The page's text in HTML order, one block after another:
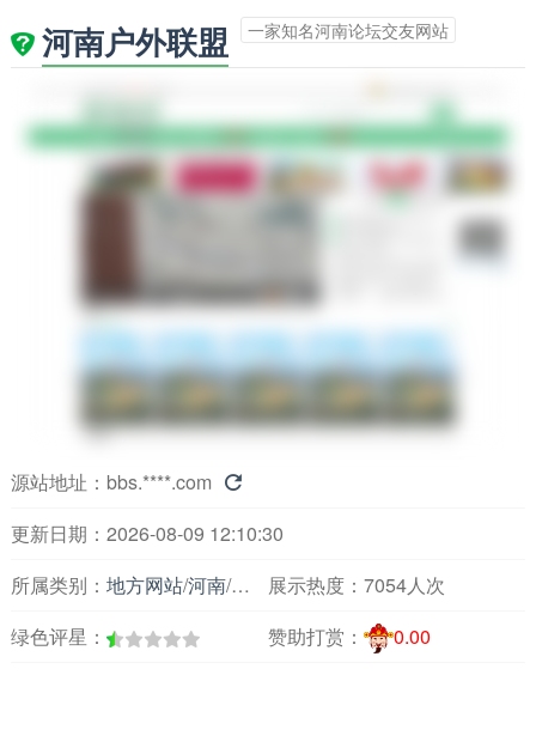
河南户外联盟 一家知名河南论坛交友网站
源站地址： bbs.****.com 
更新日期：2026-08-09 12:10:30
所属类别： 地方网站/河南/论坛交友展示热度： 7054人次
绿色评星：
赞助打赏： 0.00